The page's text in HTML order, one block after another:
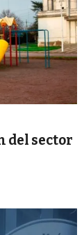
del sector